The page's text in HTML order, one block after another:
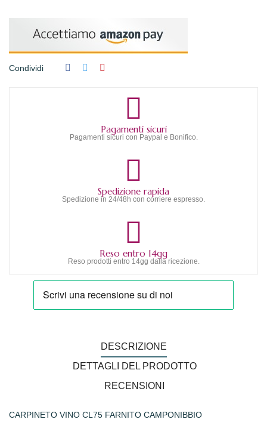
Condividi
Pagamenti sicuri
Pagamenti sicuri con Paypal e Bonifico.
Spedizione rapida
Spedizione in 24/48h con corriere espresso.
Reso entro 14gg
Reso prodotti entro 14gg dalla ricezione.
DESCRIZIONE
DETTAGLI DEL PRODOTTO
RECENSIONI
CARPINETO VINO CL75 FARNITO CAMPONIBBIO